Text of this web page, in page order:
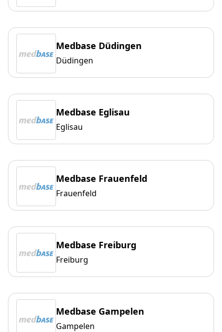
Medbase Düdingen
Düdingen
Medbase Eglisau
Eglisau
Medbase Frauenfeld
Frauenfeld
Medbase Freiburg
Freiburg
Medbase Gampelen
Gampelen